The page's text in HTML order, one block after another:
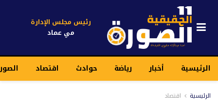
رئيس مجلس الإدارة
مي عماد
الرئيسية أخبار رياضة حوادث اقتصاد
الرئيسية اقتصاد